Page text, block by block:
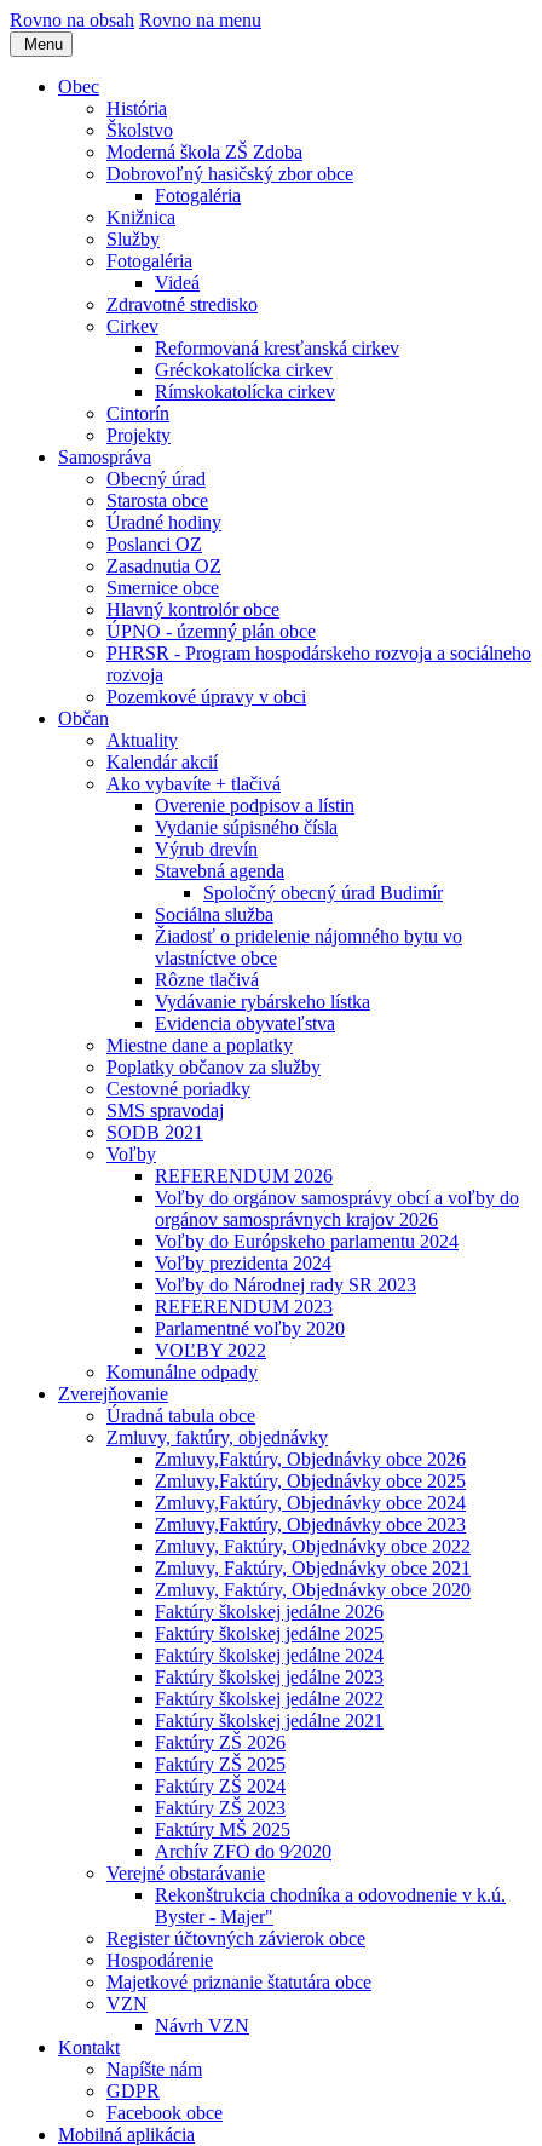
Rovno na obsah Rovno na menu
Menu
Obec
História
Školstvo
Moderná škola ZŠ Zdoba
Dobrovoľný hasičský zbor obce
Fotogaléria
Knižnica
Služby
Fotogaléria
Videá
Zdravotné stredisko
Cirkev
Reformovaná kresťanská cirkev
Gréckokatolícka cirkev
Rímskokatolícka cirkev
Cintorín
Projekty
Samospráva
Obecný úrad
Starosta obce
Úradné hodiny
Poslanci OZ
Zasadnutia OZ
Smernice obce
Hlavný kontrolór obce
ÚPNO - územný plán obce
PHRSR - Program hospodárskeho rozvoja a sociálneho
rozvoja
Pozemkové úpravy v obci
Občan
Aktuality
Kalendár akcií
Ako vybavíte + tlačivá
Overenie podpisov a lístin
Vydanie súpisného čísla
Výrub drevín
Stavebná agenda
Spoločný obecný úrad Budimír
Sociálna služba
Žiadosť o pridelenie nájomného bytu vo
vlastníctve obce
Rôzne tlačivá
Vydávanie rybárskeho lístka
Evidencia obyvateľstva
Miestne dane a poplatky
Poplatky občanov za služby
Cestovné poriadky
SMS spravodaj
SODB 2021
Voľby
REFERENDUM 2026
Voľby do orgánov samosprávy obcí a voľby do
orgánov samosprávnych krajov 2026
Voľby do Európskeho parlamentu 2024
Voľby prezidenta 2024
Voľby do Národnej rady SR 2023
REFERENDUM 2023
Parlamentné voľby 2020
VOĽBY 2022
Komunálne odpady
Zverejňovanie
Úradná tabula obce
Zmluvy, faktúry, objednávky
Zmluvy,Faktúry, Objednávky obce 2026
Zmluvy,Faktúry, Objednávky obce 2025
Zmluvy,Faktúry, Objednávky obce 2024
Zmluvy,Faktúry, Objednávky obce 2023
Zmluvy, Faktúry, Objednávky obce 2022
Zmluvy, Faktúry, Objednávky obce 2021
Zmluvy, Faktúry, Objednávky obce 2020
Faktúry školskej jedálne 2026
Faktúry školskej jedálne 2025
Faktúry školskej jedálne 2024
Faktúry školskej jedálne 2023
Faktúry školskej jedálne 2022
Faktúry školskej jedálne 2021
Faktúry ZŠ 2026
Faktúry ZŠ 2025
Faktúry ZŠ 2024
Faktúry ZŠ 2023
Faktúry MŠ 2025
Archív ZFO do 9⁄2020
Verejné obstarávanie
Rekonštrukcia chodníka a odovodnenie v k.ú.
Byster - Majer"
Register účtovných závierok obce
Hospodárenie
Majetkové priznanie štatutára obce
VZN
Návrh VZN
Kontakt
Napíšte nám
GDPR
Facebook obce
Mobilná aplikácia